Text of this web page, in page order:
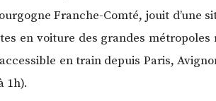
Franche-Comté, jouit d’une
en voiture des grandes métropoles
en train depuis Paris,
1h).